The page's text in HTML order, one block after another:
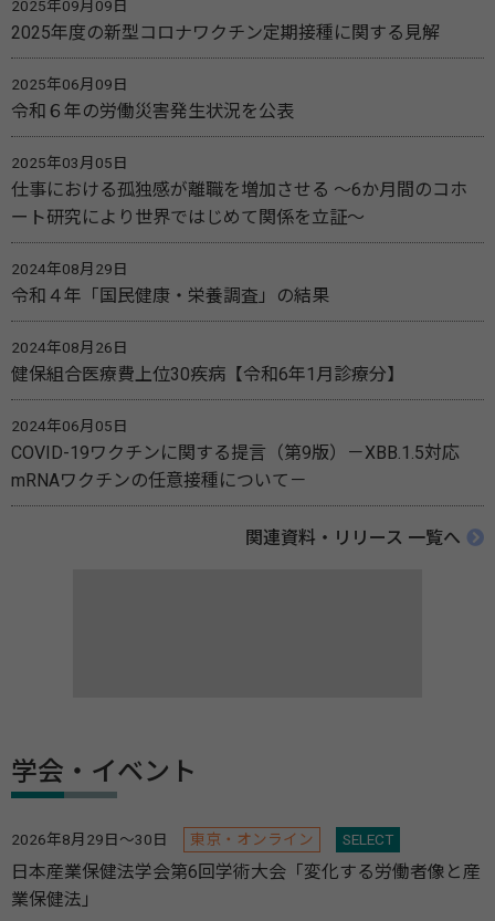
2025年09月09日
2025年度の新型コロナワクチン定期接種に関する見解
2025年06月09日
令和６年の労働災害発生状況を公表
2025年03月05日
仕事における孤独感が離職を増加させる ～6か月間のコホ
ート研究により世界ではじめて関係を立証～
2024年08月29日
令和４年「国民健康・栄養調査」の結果
2024年08月26日
健保組合医療費上位30疾病【令和6年1月診療分】
2024年06月05日
COVID-19ワクチンに関する提言（第9版）－XBB.1.5対応
mRNAワクチンの任意接種について－
関連資料・リリース 一覧へ
学会・イベント
2026年8月29日～30日 東京・オンライン SELECT
日本産業保健法学会第6回学術大会「変化する労働者像と産
業保健法」